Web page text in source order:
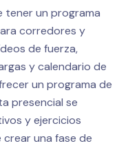
tener un programa
corredores y
de fuerza,
y calendario de
un programa de
presencial se
y ejercicios
una fase de